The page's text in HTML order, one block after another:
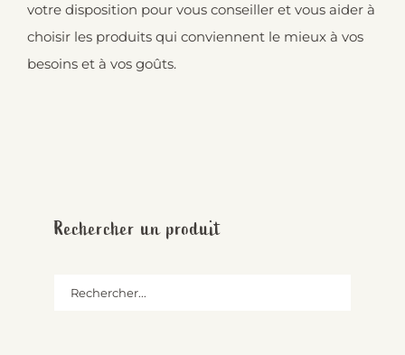
votre disposition pour vous conseiller et vous aider à
choisir les produits qui conviennent le mieux à vos
besoins et à vos goûts.
Rechercher un produit